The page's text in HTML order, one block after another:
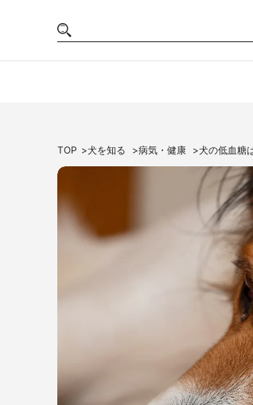
TOP 犬を知る 病気・健康 犬の低血糖